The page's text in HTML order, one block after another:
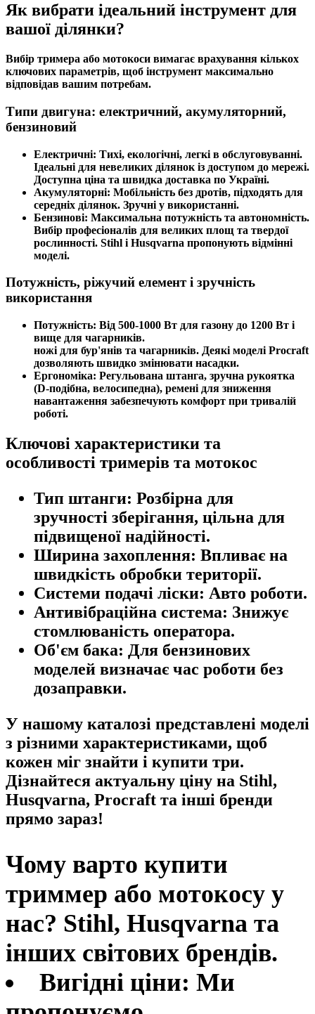
Як вибрати ідеальний інструмент для
вашої ділянки?
Вибір тримера або мотокоси вимагає врахування кількох
ключових параметрів, щоб інструмент максимально
відповідав вашим потребам.
Типи двигуна: електричний, акумуляторний,
бензиновий
Електричні: Тихі, екологічні, легкі в обслуговуванні.
Ідеальні для невеликих ділянок із доступом до мережі.
Доступна ціна та швидка доставка по Україні.
Акумуляторні: Мобільність без дротів, підходять для
середніх ділянок. Зручні у використанні.
Бензинові: Максимальна потужність та автономність.
Вибір професіоналів для великих площ та твердої
рослинності. Stihl і Husqvarna пропонують відмінні
моделі.
Потужність, ріжучий елемент і зручність
використання
Потужність: Від 500-1000 Вт для газону до 1200 Вт і
вище для чагарників.
ножі для бур'янів та чагарників. Деякі моделі Procraft
дозволяють швидко змінювати насадки.
Ергономіка: Регульована штанга, зручна рукоятка
(D-подібна, велосипедна), ремені для зниження
навантаження забезпечують комфорт при тривалій
роботі.
Ключові характеристики та
особливості тримерів та мотокос
Тип штанги: Розбірна для
зручності зберігання, цільна для
підвищеної надійності.
Ширина захоплення: Впливає на
швидкість обробки території.
Системи подачі ліски: Авто роботи.
Антивібраційна система: Знижує
стомлюваність оператора.
Об'єм бака: Для бензинових
моделей визначає час роботи без
дозаправки.
У нашому каталозі представлені моделі
з різними характеристиками, щоб
кожен міг знайти і купити три.
Дізнайтеся актуальну ціну на Stihl,
Husqvarna, Procraft та інші бренди
прямо зараз!
Чому варто купити
триммер або мотокосу у
нас? Stihl, Husqvarna та
інших світових брендів.
Вигідні ціни: Ми